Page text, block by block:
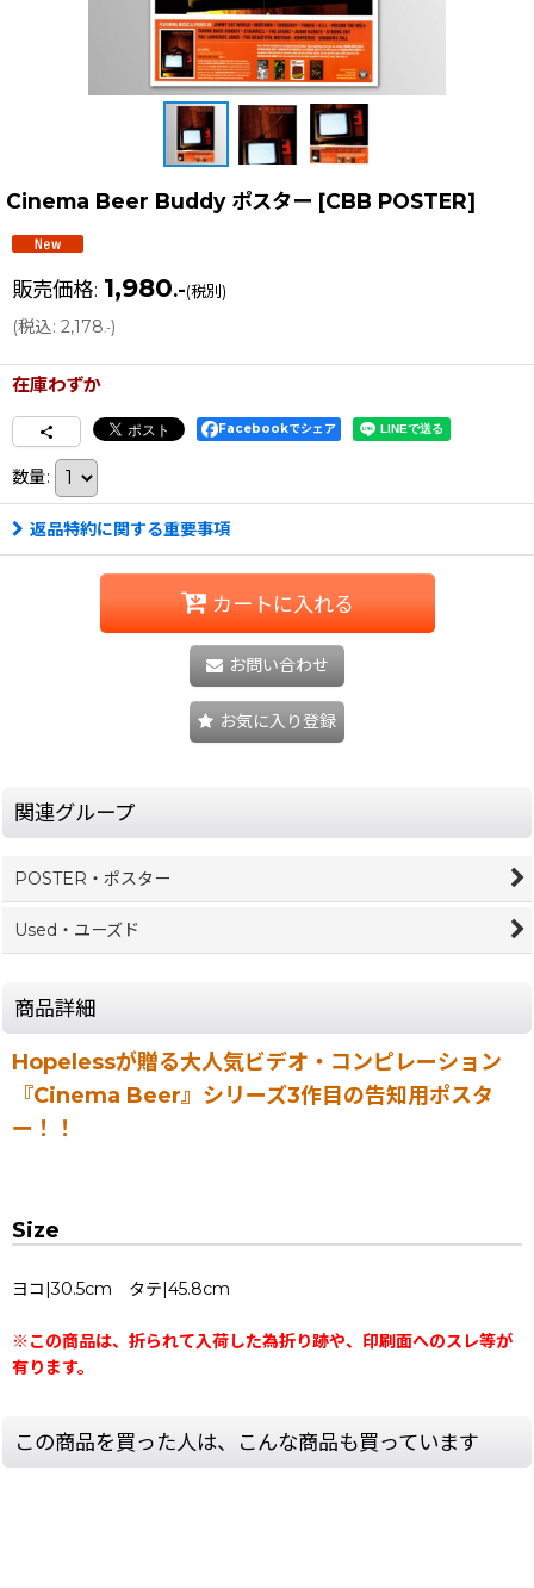
Cinema Beer Buddy ポスター [CBB POSTER]
販売価格: 1,980.-(税別)
(税込: 2,178.-)
在庫わずか
Facebookでシェア
数量:
返品特約に関する重要事項
カートに入れる
お問い合わせ
お気に入り登録
関連グループ
POSTER・ポスター
Used・ユーズド
商品詳細
Hopelessが贈る大人気ビデオ・コンピレーション
『Cinema Beer』シリーズ3作目の告知用ポスタ
ー！！
Size
ヨコ|30.5cm タテ|45.8cm
※この商品は、折られて入荷した為折り跡や、印刷面へのスレ等が
有ります。
この商品を買った人は、こんな商品も買っています